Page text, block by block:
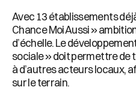
Avec 13 établissements
Chance Moi Aussi »
d’échelle. Le
sociale » doit permettre
à d’autres acteurs locaux,
sur le terrain.